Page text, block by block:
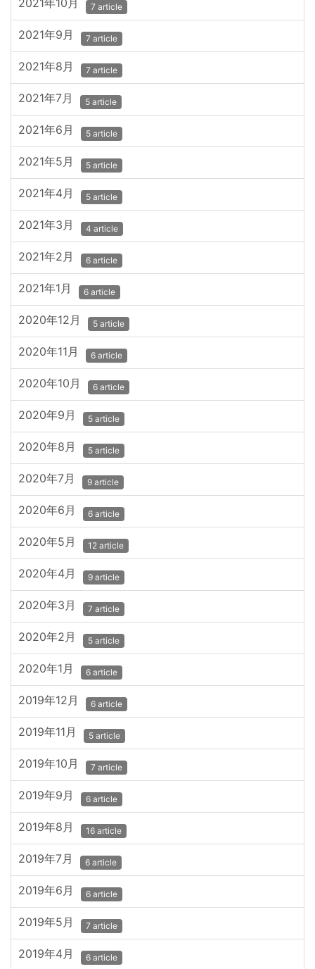
2021年10月 7 article
2021年9月 7 article
2021年8月 7 article
2021年7月 5 article
2021年6月 5 article
2021年5月 5 article
2021年4月 5 article
2021年3月 4 article
2021年2月 6 article
2021年1月 6 article
2020年12月 5 article
2020年11月 6 article
2020年10月 6 article
2020年9月 5 article
2020年8月 5 article
2020年7月 9 article
2020年6月 6 article
2020年5月 12 article
2020年4月 9 article
2020年3月 7 article
2020年2月 5 article
2020年1月 6 article
2019年12月 6 article
2019年11月 5 article
2019年10月 7 article
2019年9月 6 article
2019年8月 16 article
2019年7月 6 article
2019年6月 6 article
2019年5月 7 article
2019年4月 6 article